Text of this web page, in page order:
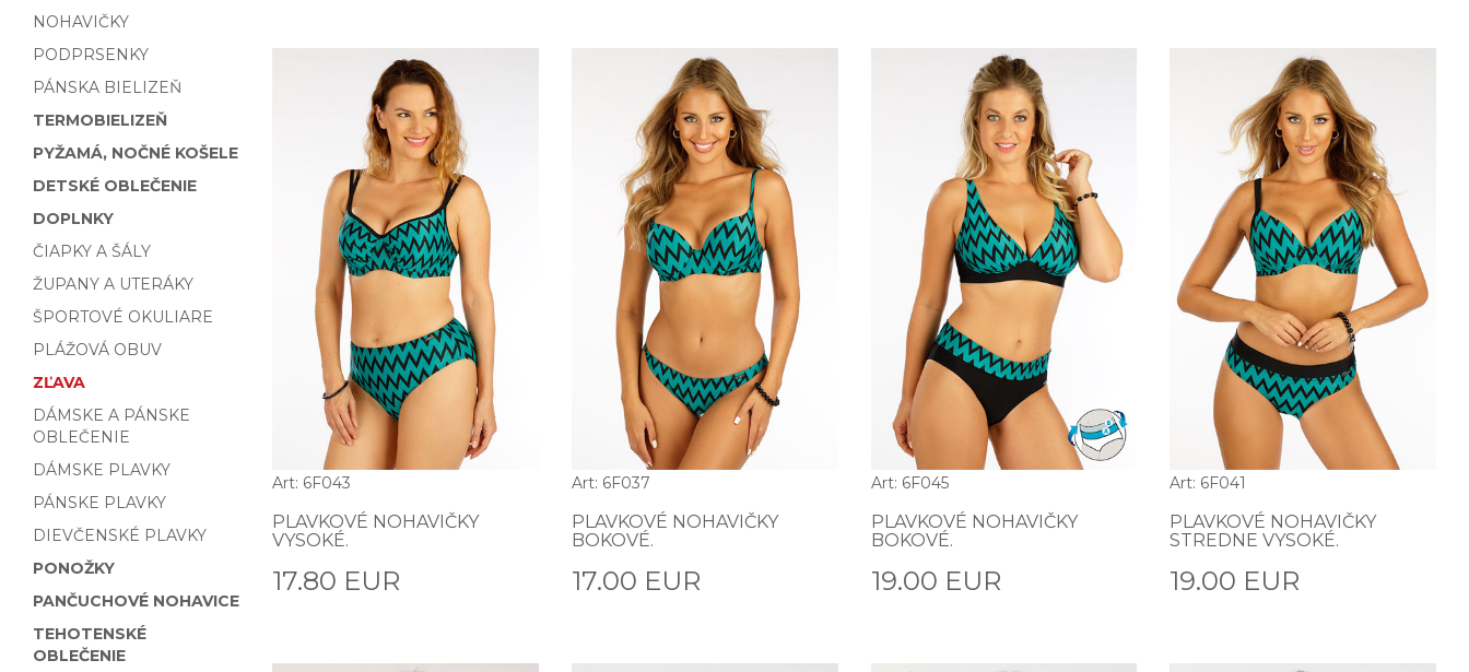
NOHAVIČKY
PODPRSENKY
PÁNSKA BIELIZEŇ
TERMOBIELIZEŇ
PYŽAMÁ, NOČNÉ KOŠELE
DETSKÉ OBLEČENIE
DOPLNKY
ČIAPKY A ŠÁLY
ŽUPANY A UTERÁKY
ŠPORTOVÉ OKULIARE
PLÁŽOVÁ OBUV
ZĽAVA
DÁMSKE A PÁNSKE
OBLEČENIE
DÁMSKE PLAVKY
PÁNSKE PLAVKY
DIEVČENSKÉ PLAVKY
PONOŽKY
PANČUCHOVÉ NOHAVICE
TEHOTENSKÉ
OBLEČENIE
Art: 6F043
PLAVKOVÉ NOHAVIČKY
VYSOKÉ.
17.80 EUR
Art: 6F037
PLAVKOVÉ NOHAVIČKY
BOKOVÉ.
17.00 EUR
Art: 6F045
PLAVKOVÉ NOHAVIČKY
BOKOVÉ.
19.00 EUR
Art: 6F041
PLAVKOVÉ NOHAVIČKY
STREDNE VYSOKÉ.
19.00 EUR